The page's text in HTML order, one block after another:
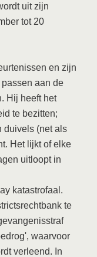
uit zijn
tot 20
en zijn
aan de
Hij heeft het
te bezitten;
duivels (net als
Het lijkt of elke
uitloopt in
katastrofaal.
te
waarvoor
verleend. In